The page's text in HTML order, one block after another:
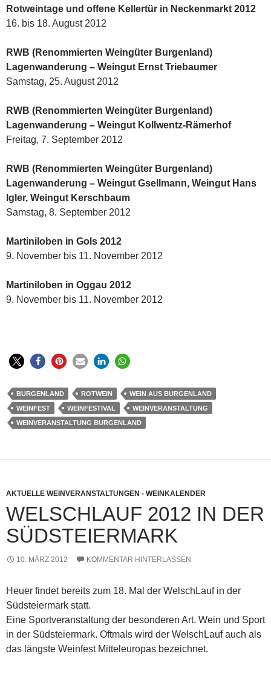
Rotweintage und offene Kellertür in Neckenmarkt 2012
16. bis 18. August 2012
RWB (Renommierten Weingüter Burgenland)
Lagenwanderung – Weingut Ernst Triebaumer
Samstag, 25. August 2012
RWB (Renommierten Weingüter Burgenland)
Lagenwanderung – Weingut Kollwentz-Rämerhof
Freitag, 7. September 2012
RWB (Renommierten Weingüter Burgenland)
Lagenwanderung – Weingut Gsellmann, Weingut Hans
Igler, Weingut Kerschbaum
Samstag, 8. September 2012
Martiniloben in Gols 2012
9. November bis 11. November 2012
Martiniloben in Oggau 2012
9. November bis 11. November 2012
BURGENLAND ROTWEIN
WEIN AUS BURGENLAND
WEINFEST
WEINFESTIVAL
WEINVERANSTALTUNG
WEINVERANSTALTUNG BURGENLAND
AKTUELLE WEINVERANSTALTUNGEN - WEINKALENDER
WELSCHLAUF 2012 IN DER
SÜDSTEIERMARK
10. MÄRZ 2012 KOMMENTAR HINTERLASSEN
Heuer findet bereits zum 18. Mal der WelschLauf in der
Südsteiermark statt.
Eine Sportveranstaltung der besonderen Art. Wein und Sport
in der Südsteiermark. Oftmals wird der WelschLauf auch als
das längste Weinfest Mitteleuropas bezeichnet.